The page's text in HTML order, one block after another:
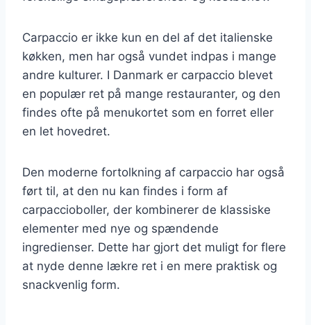
Carpaccio er ikke kun en del af det italienske
køkken, men har også vundet indpas i mange
andre kulturer. I Danmark er carpaccio blevet
en populær ret på mange restauranter, og den
findes ofte på menukortet som en forret eller
en let hovedret.
Den moderne fortolkning af carpaccio har også
ført til, at den nu kan findes i form af
carpaccioboller, der kombinerer de klassiske
elementer med nye og spændende
ingredienser. Dette har gjort det muligt for flere
at nyde denne lækre ret i en mere praktisk og
snackvenlig form.